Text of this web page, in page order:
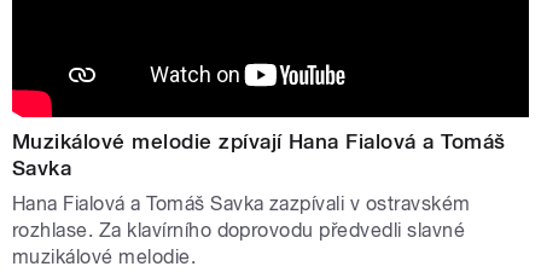
Muzikálové melodie zpívají Hana Fialová a Tomáš
Savka
Hana Fialová a Tomáš Savka zazpívali v ostravském
rozhlase. Za klavírního doprovodu předvedli slavné
muzikálové melodie.